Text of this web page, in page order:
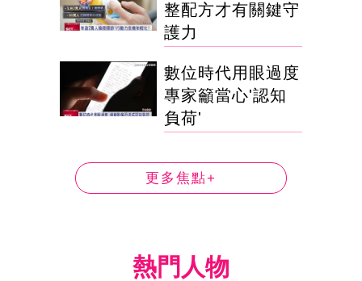
整配方才有關鍵守
護力
數位時代用眼過度
專家籲當心'認知
負荷'
更多焦點+
熱門人物